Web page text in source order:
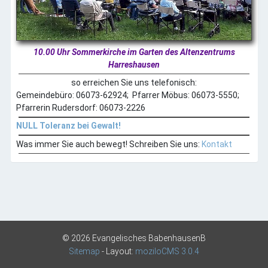
Galerien
Archive
Impressum
10.00 Uhr Sommerkirche im Garten des Altenzentrums
Harreshausen
so erreichen Sie uns telefonisch:
Gemeindebüro: 06073-62924; Pfarrer Möbus: 06073-5550;
Pfarrerin Rudersdorf: 06073-2226
NULL Toleranz bei Gewalt!
Was immer Sie auch bewegt! Schreiben Sie uns: Kontakt
© 2026 Evangelisches BabenhausenB
Sitemap - Layout: moziloCMS 3.0.4